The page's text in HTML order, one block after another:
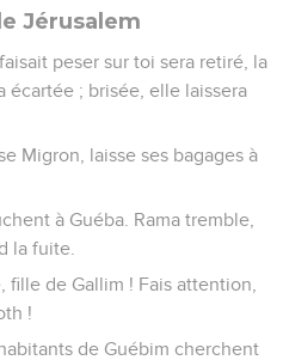
Jérusalem
peser sur toi sera retiré, la
écartée ; brisée, elle laissera
Migron, laisse ses bagages à
à Guéba. Rama tremble,
la fuite.
fille de Gallim ! Fais attention,
!
de Guébim cherchent